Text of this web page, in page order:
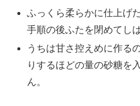
ふっくら柔らかに仕上げ
手順の後ふたを閉めてし
うちは甘さ控えめに作る
りするほどの量の砂糖を
ん。